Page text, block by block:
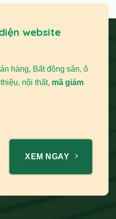
website
hàng, Bất động sản, ô
nội thất, mã giảm
XEM NGAY